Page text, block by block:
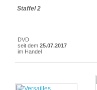
Staffel 2
DVD
seit dem 25.07.2017
im Handel